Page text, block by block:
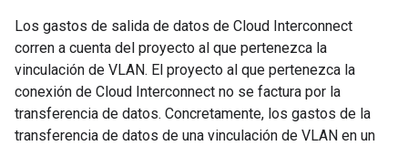
Los gastos de salida de datos de Cloud Interconnect
corren a cuenta del proyecto al que pertenezca la
vinculación de VLAN. El proyecto al que pertenezca la
conexión de Cloud Interconnect no se factura por la
transferencia de datos. Concretamente, los gastos de la
transferencia de datos de una vinculación de VLAN en un